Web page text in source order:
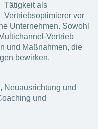
Tätigkeit als
Vertriebsoptimierer vor
Unternehmen. Sowohl
Vertrieb
und Maßnahmen, die
bewirken.
Neuausrichtung und
und